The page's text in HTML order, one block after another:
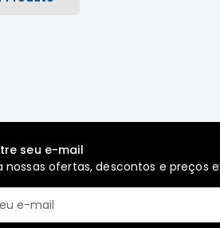
seu e-mail
nossas ofertas, descontos e preços